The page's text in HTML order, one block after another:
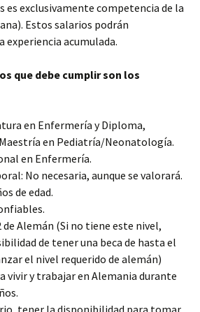
exclusivamente competencia de la
Estos salarios podrán
experiencia acumulada.
que debe cumplir son los
en Enfermería y Diploma,
en Pediatría/Neonatología.
en Enfermería.
No necesaria, aunque se valorará.
de edad.
de Alemán (Si no tiene este nivel,
de tener una beca de hasta el
el nivel requerido de alemán)
vivir y trabajar en Alemania durante
tener la disponibilidad para tomar